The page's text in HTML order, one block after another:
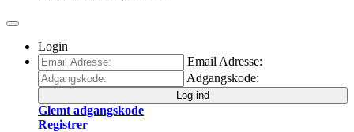
Login
Email Adresse:
Adgangskode:
Log ind
Glemt adgangskode
Registrer